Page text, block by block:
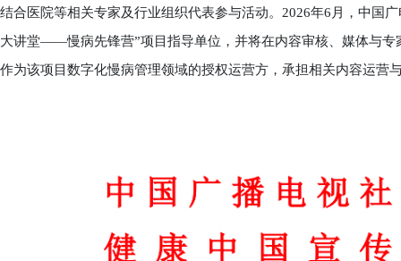
结合医院等相关专家及行业组织代表参与活动。2026年6月，中国
大讲堂——慢病先锋营”项目指导单位，并将在内容审核、媒体与
作为该项目数字化慢病管理领域的授权运营方，承担相关内容运营